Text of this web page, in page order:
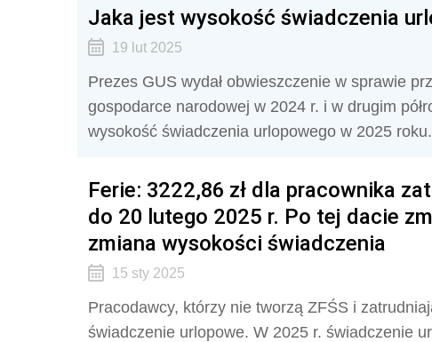
Jaka jest wysokość świadczenia
19 lut 2025
Prezes GUS wydał obwieszczenie w sprawie
gospodarce narodowej w 2024 r. i w drugim
wysokość świadczenia urlopowego w 2025 roku.
Ferie: 3222,86 zł dla pracownika
do 20 lutego 2025 r. Po tej dacie
zmiana wysokości świadczenia
15 sty 2025
Pracodawcy, którzy nie tworzą ZFŚS i
świadczenie urlopowe. W 2025 r. świadczenie